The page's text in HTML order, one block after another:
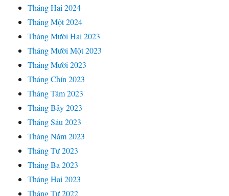
Tháng Hai 2024
Tháng Một 2024
Tháng Mười Hai 2023
Tháng Mười Một 2023
Tháng Mười 2023
Tháng Chín 2023
Tháng Tám 2023
Tháng Bảy 2023
Tháng Sáu 2023
Tháng Năm 2023
Tháng Tư 2023
Tháng Ba 2023
Tháng Hai 2023
Tháng Tư 2022